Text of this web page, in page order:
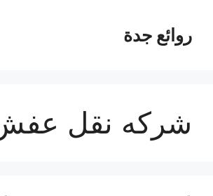
المحتوىروائع جدة
شركه نقل